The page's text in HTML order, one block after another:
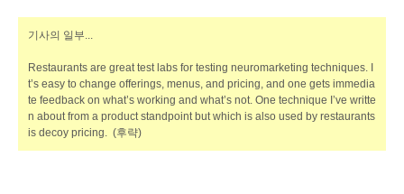
기사의 일부...
Restaurants are great test labs for testing neuromarketing techniques. I
t’s easy to change offerings, menus, and pricing, and one gets immedia
te feedback on what’s working and what’s not. One technique I’ve writte
n about from a product standpoint but which is also used by restaurants
is decoy pricing. (후략)